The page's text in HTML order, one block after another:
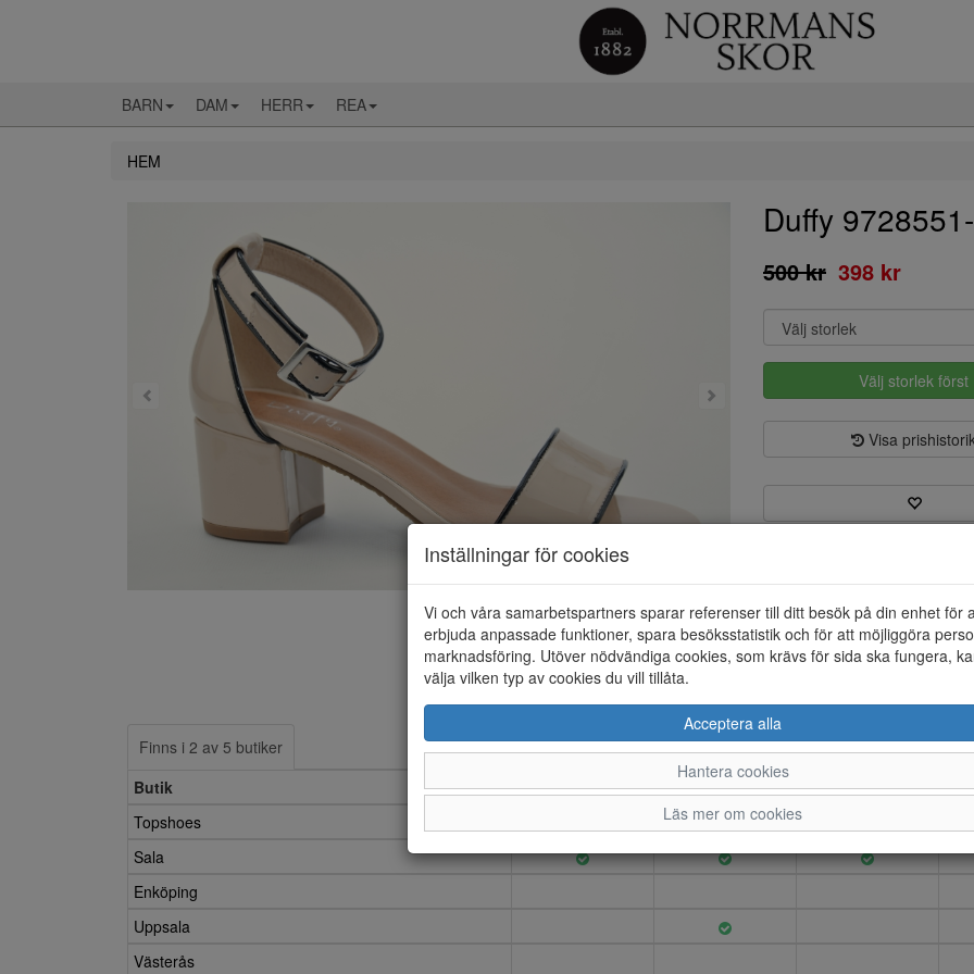
BARN DAM HERR REA
HEM
Duffy
500 kr 398 kr
Välj storlek först
Visa
Material: Syntet
Färg: Sand
Sandalett med justerbar
Finns i 2 av 5 butiker
Butik
36 37 38
Topshoes
Sala
Enköping
Uppsala
Västerås
Inställningar för cookies
Vi och våra samarbetspartners sparar referenser till ditt besök på din enhet för
erbjuda anpassade funktioner, spara besöksstatistik och för att möjliggöra
marknadsföring. Utöver nödvändiga cookies, som krävs för sida ska fungera,
välja vilken typ av cookies du vill tillåta.
Acceptera alla
Hantera cookies
Läs mer om cookies